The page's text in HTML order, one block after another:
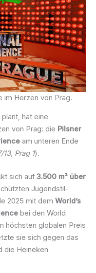
im Herzen von Prag.
hat eine
von Prag: die Pilsner
am unteren Ende
Prag 1).
sich auf 3.500 m² über
Jugendstil-
2025 mit dem World’s
bei den World
höchsten globalen Preis
sie sich gegen das
die Heineken